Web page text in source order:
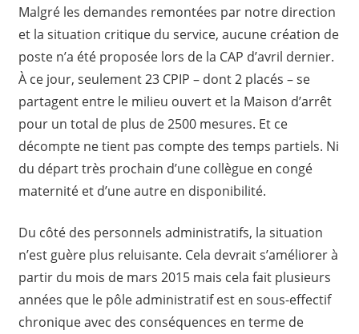
Malgré les demandes remontées par notre direction
et la situation critique du service, aucune création de
poste n’a été proposée lors de la CAP d’avril dernier.
À ce jour, seulement 23 CPIP – dont 2 placés – se
partagent entre le milieu ouvert et la Maison d’arrêt
pour un total de plus de 2500 mesures. Et ce
décompte ne tient pas compte des temps partiels. Ni
du départ très prochain d’une collègue en congé
maternité et d’une autre en disponibilité.
Du côté des personnels administratifs, la situation
n’est guère plus reluisante. Cela devrait s’améliorer à
partir du mois de mars 2015 mais cela fait plusieurs
années que le pôle administratif est en sous-effectif
chronique avec des conséquences en terme de